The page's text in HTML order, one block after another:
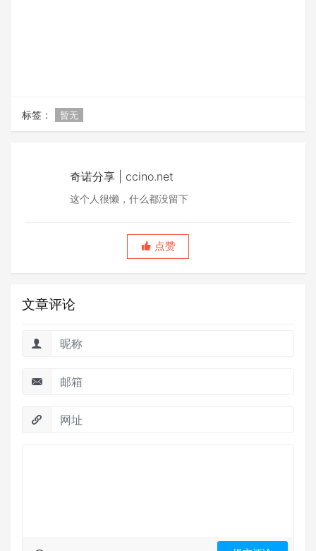
标签： 暂无
奇诺分享 | ccino.net
这个人很懒，什么都没留下
点赞
文章评论